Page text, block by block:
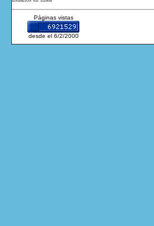
Páginas vistas
desde el 6/2/2000